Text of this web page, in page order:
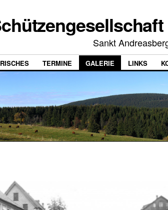
Sankt
TERMINE GALERIE LINKS